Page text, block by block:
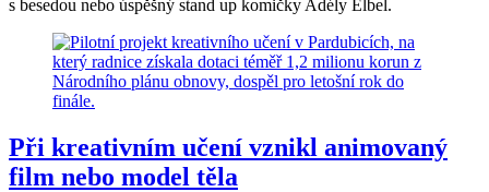
s besedou nebo úspěšný stand up komičky Adély Elbel.
Při kreativním učení vznikl animovaný
film nebo model těla